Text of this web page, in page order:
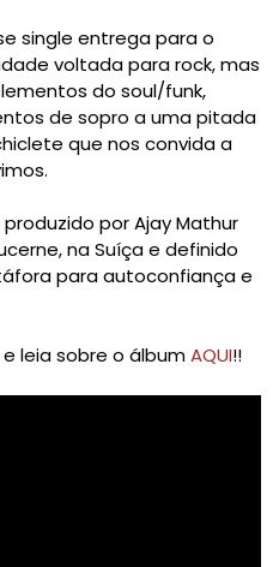
single entrega para o
voltada para rock, mas
do soul/funk,
de sopro a uma pitada
que nos convida a
por Ajay Mathur
na Suíça e definido
para autoconfiança e
leia sobre o álbumAQUI!!